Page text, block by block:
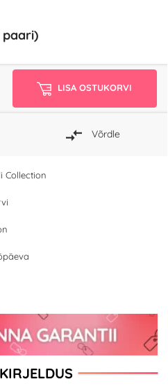
paari)
Collection
LISA OSTUKORVI
Võrdle